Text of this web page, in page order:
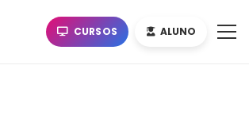
CURSOS ALUNO